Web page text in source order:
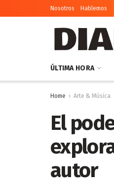
Nosotros Hablemos
ÚLTIMA HORA
Home Arte & Música
El
autor